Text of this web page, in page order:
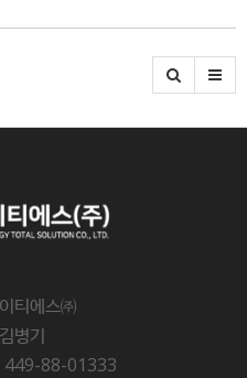
티에스㈜
병기
449-88-01333